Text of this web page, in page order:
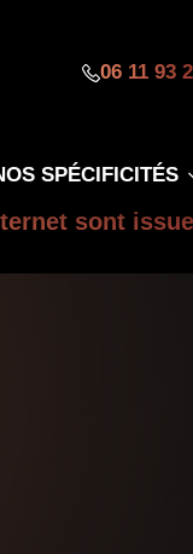
06 11 93
SPÉCIFICITÉS
sont